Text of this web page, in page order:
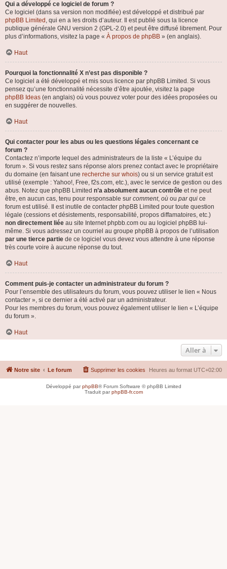
Qui a développé ce logiciel de forum ?
Ce logiciel (dans sa version non modifiée) est développé et distribué par
phpBB Limited , qui en a les droits d’auteur. Il est publié sous la licence
publique générale GNU version 2 (GPL-2.0) et peut être diffusé librement. Pour
plus d’informations, visitez la page « À propos de phpBB » (en anglais).
Haut
Pourquoi la fonctionnalité X n’est pas disponible ?
Ce logiciel a été développé et mis sous licence par phpBB Limited. Si vous
pensez qu’une fonctionnalité nécessite d’être ajoutée, visitez la page
phpBB Ideas (en anglais) où vous pouvez voter pour des idées proposées ou
en suggérer de nouvelles.
Haut
Qui contacter pour les abus ou les questions légales concernant ce
forum ?
Contactez n’importe lequel des administrateurs de la liste « L’équipe du
forum ». Si vous restez sans réponse alors prenez contact avec le propriétaire
du domaine (en faisant une recherche sur whois) ou si un service gratuit est
utilisé (exemple : Yahoo!, Free, f2s.com, etc.), avec le service de gestion ou des
abus. Notez que phpBB Limited n’a absolument aucun contrôle et ne peut
être, en aucun cas, tenu pour responsable sur comment, où ou par qui ce
forum est utilisé. Il est inutile de contacter phpBB Limited pour toute question
légale (cessions et désistements, responsabilité, propos diffamatoires, etc.)
non directement liée au site Internet phpbb.com ou au logiciel phpBB lui-
même. Si vous adressez un courriel au groupe phpBB à propos de l’utilisation
par une tierce partie de ce logiciel vous devez vous attendre à une réponse
très courte voire à aucune réponse du tout.
Haut
Comment puis-je contacter un administrateur du forum ?
Pour l’ensemble des utilisateurs du forum, vous pouvez utiliser le lien « Nous
contacter », si ce dernier a été activé par un administrateur.
Pour les membres du forum, vous pouvez également utiliser le lien « L’équipe
du forum ».
Haut
Aller à
Notre site Le forum Heures au format UTC+02:00
Supprimer les cookies
Développé parphpBB® Forum Software © phpBB Limited
Traduit parphpBB-fr.com